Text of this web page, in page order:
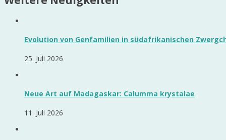
Evolution von Genfamilien in südafrikanischen
25. Juli 2026
Neue Art auf Madagaskar: Calumma krystalae
11. Juli 2026